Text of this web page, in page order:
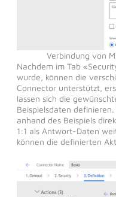
Verbindung von
Nachdem im Tab
wurde, können die
Connector unterstützt,
lassen sich die
Beispielsdaten
anhand des Beispiels
1:1 als Antwort-Daten
können die definierten